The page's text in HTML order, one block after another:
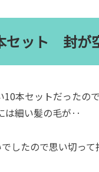
セット 封が
本セットだったの
は細い髪の毛が‥
したので思い切って